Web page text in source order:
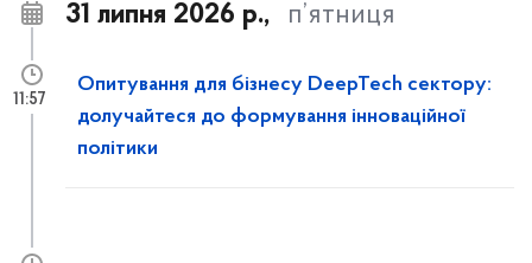
31 липня 2026 р., п’ятниця
Опитування для бізнесу DeepTech сектору:
долучайтеся до формування інноваційної
політики
11:57